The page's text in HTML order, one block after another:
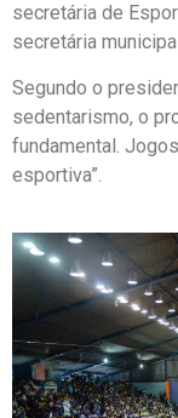
secretária de
secretária
Segundo o
sedentarismo, o
fundamental.
esportiva”.